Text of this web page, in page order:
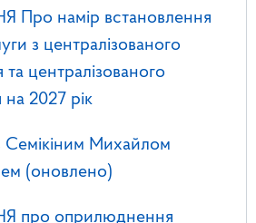
намір встановлення
з централізованого
централізованого
на 2027 рік
Михайлом
(оновлено)
про оприлюднення